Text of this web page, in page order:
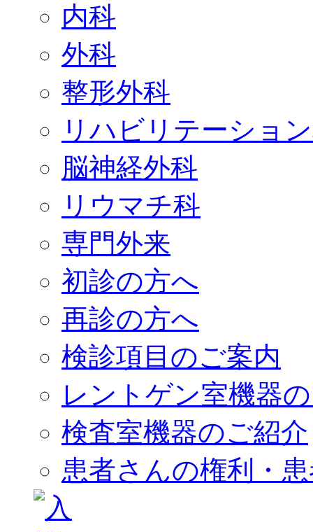
内科
外科
整形外科
リハビリテーショ
脳神経外科
リウマチ科
専門外来
初診の方へ
再診の方へ
検診項目のご案内
レントゲン室機器
検査室機器のご紹介
患者さんの権利・